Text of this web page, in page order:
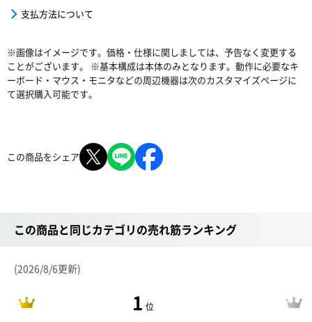
支払方法について
※画像はイメージです。価格・仕様に関しましては、予告なく変更する
ことがございます。 ※基本構成は本体のみとなります。動作に必要なキ
ーボード・マウス・モニタなどの周辺機器は次のカスタマイズページに
て選択購入可能です。
この商品をシェア
この商品と同じカテゴリの売れ筋ランキング
(2026/8/6更新)
1 位